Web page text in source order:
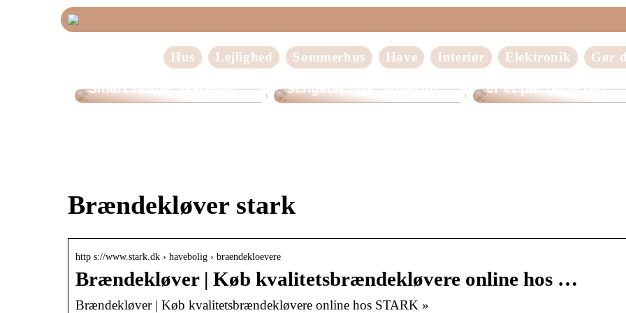
Hus Lejlighed Sommerhus Have Interiør Elektronik Gør
Smart Home Systemer
sengetøj hos Sinnerup
Mangler du bedre
er et par gode råd
Brændekløver stark
http s://www.stark.dk › havebolig › braendekloevere
Brændekløver | Køb kvalitetsbrændekløvere online hos …
Brændekløver | Køb kvalitetsbrændekløvere online hos STARK »